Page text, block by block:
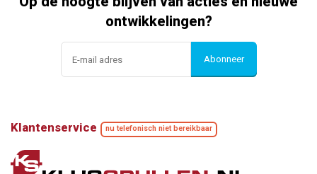
ontwikkelingen?
Abonneer
Klantenservice nu telefonisch niet bereikbaar